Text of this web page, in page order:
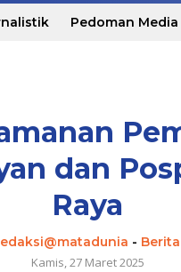
Pedoman Media
dan
Raya
- Berita
Kamis, 27 Maret 2025